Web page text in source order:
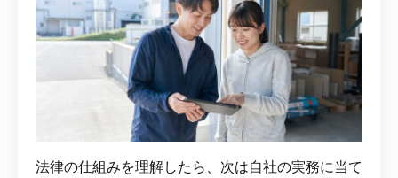
法律の仕組みを理解したら、次は自社の実務に当て